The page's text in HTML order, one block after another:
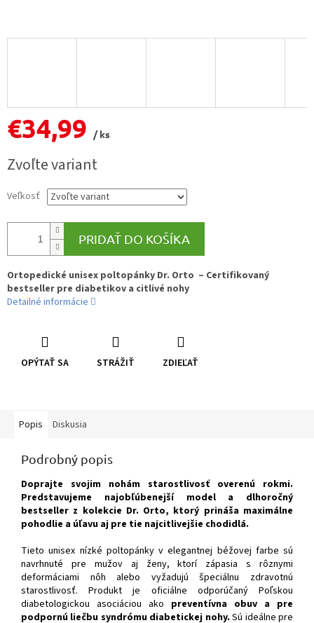
€34,99
/ ks
cena:
Zvoľte variant
Veľkosť
PRIDAŤ DO KOŠÍKA
Ortopedické unisex poltopánky Dr. Orto – Certifikovaný
bestseller pre diabetikov a citlivé nohy
Detailné informácie
OPÝTAŤ SA STRÁŽIŤ ZDIEĽAŤ
Popis Diskusia
Podrobný popis
Doprajte svojim nohám starostlivosť overenú rokmi.
Predstavujeme najobľúbenejší model a dlhoročný
bestseller z kolekcie Dr. Orto, ktorý prináša maximálne
pohodlie a úľavu aj pre tie najcitlivejšie chodidlá.
Tieto unisex nízké poltopánky v elegantnej béžovej farbe sú
navrhnuté pre mužov aj ženy, ktorí zápasia s rôznymi
deformáciami nôh alebo vyžadujú špeciálnu zdravotnú
starostlivosť. Produkt je oficiálne odporúčaný Poľskou
diabetologickou asociáciou ako preventívna obuv a pre
podpornú liečbu syndrómu diabetickej nohy. Sú ideálne pre